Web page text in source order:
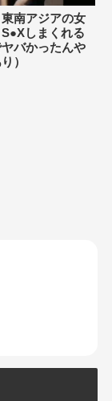
東南アジアの女
しまくれる
バかったんや
）
ｗｗｗ